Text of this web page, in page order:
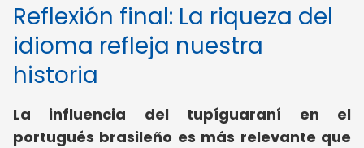
Reflexión final: La riqueza del
idioma refleja nuestra
historia
La influencia del tupíguaraní en el
portugués brasileño es más relevante que